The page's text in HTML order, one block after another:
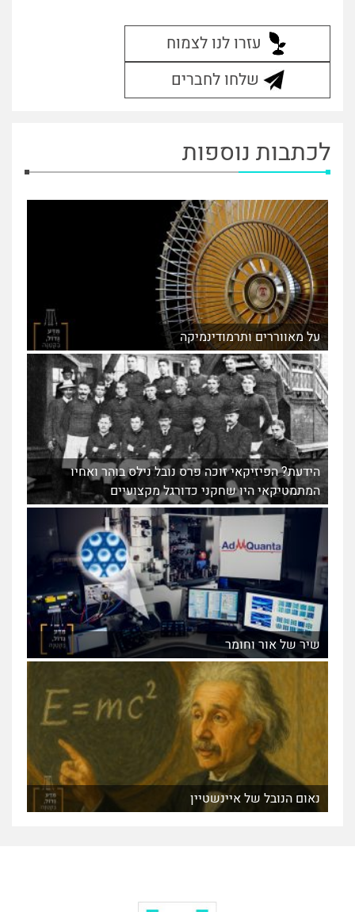
עזרו לנו לצמוח
שלחו לחברים
לכתבות נוספות
על מאווררים ותרמודינמיקה
הידעת? הפיזיקאי זוכה פרס נובל נילס בוהר ואחיו
המתמטיקאי היו שחקני כדורגל מקצועיים
שיר של אור וחומר
נאום הנובל של איינשטיין